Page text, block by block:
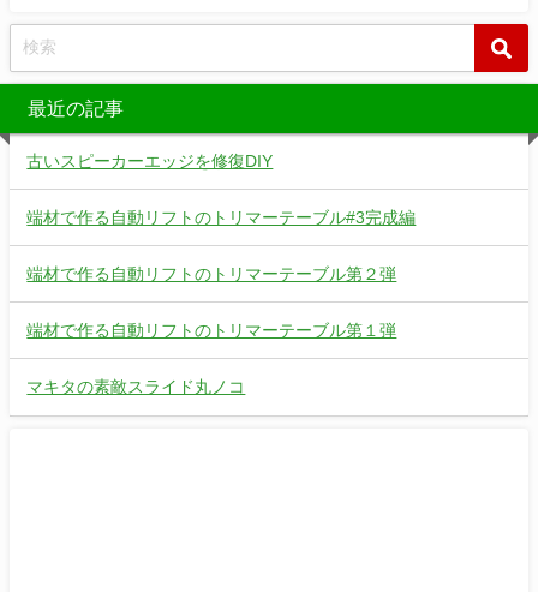
最近の記事
古いスピーカーエッジを修復DIY
端材で作る自動リフトのトリマーテーブル#3完成編
端材で作る自動リフトのトリマーテーブル第２弾
端材で作る自動リフトのトリマーテーブル第１弾
マキタの素敵スライド丸ノコ